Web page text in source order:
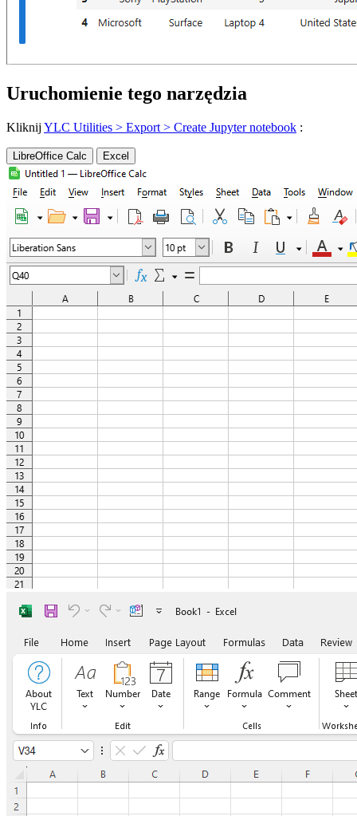
Uruchomienie tego narzędzia
Kliknij YLC Utilities > Export > Create Jupyter notebook :
LibreOffice Calc Excel